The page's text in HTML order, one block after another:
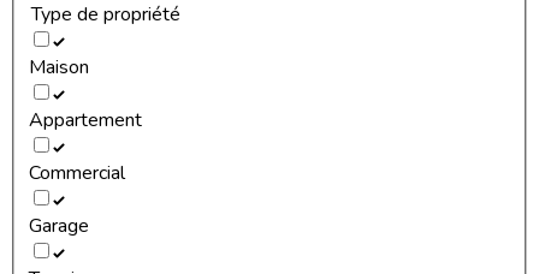
Type de propriété
Maison
Appartement
Commercial
Garage